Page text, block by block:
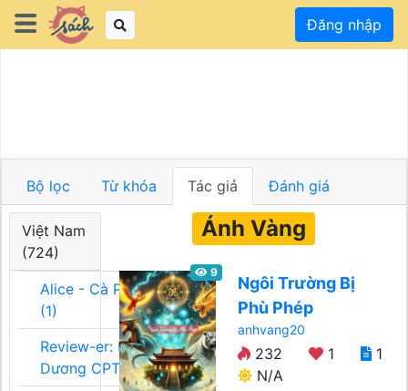
Đăng nhập
Bộ lọc Từ khóa Tác giả Đánh giá
Việt Nam
(724)
Alice - Cà Phê Team
(1)
Review-er: Dương
Dương CPT (1)
Ánh Vàng
9
Ngôi Trường Bị
Phù Phép
anhvang20
232 1
1
N/A